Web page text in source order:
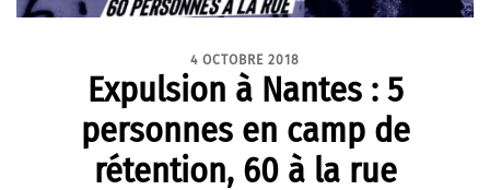
4 OCTOBRE 2018
Expulsion à Nantes : 5
personnes en camp de
rétention, 60 à la rue